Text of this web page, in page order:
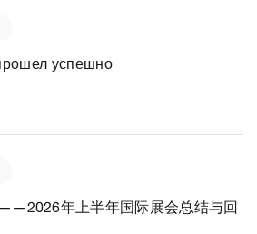
успешно
年上半年国际展会总结与回